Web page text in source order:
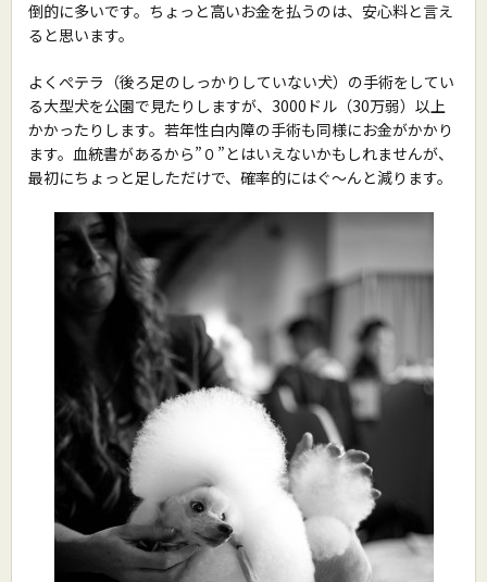
倒的に多いです。ちょっと高いお金を払うのは、安心料と言え
ると思います。
よくぺテラ（後ろ足のしっかりしていない犬）の手術をしてい
る大型犬を公園で見たりしますが、3000ドル（30万弱）以上
かかったりします。若年性白内障の手術も同様にお金がかかり
ます。血統書があるから”０”とはいえないかもしれませんが、
最初にちょっと足しただけで、確率的にはぐ〜んと減ります。